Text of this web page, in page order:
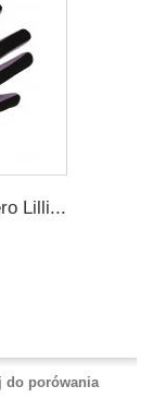
Lilli...
do porówania